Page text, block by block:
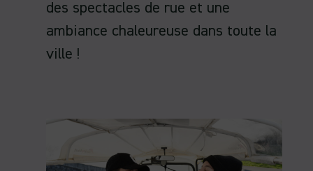
des spectacles de rue et une
ambiance chaleureuse dans toute la
ville !